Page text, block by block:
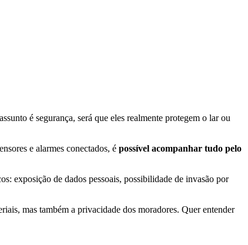
é segurança, será que eles realmente protegem o lar ou
e alarmes conectados, é possível acompanhar tudo pelo
exposição de dados pessoais, possibilidade de invasão por
mas também a privacidade dos moradores. Quer entender